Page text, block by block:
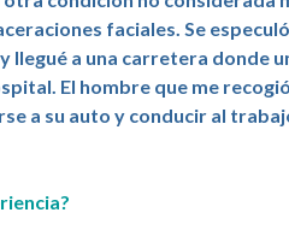
faciales. Se
llegué a una carretera donde
El hombre que me
a su auto y conducir al